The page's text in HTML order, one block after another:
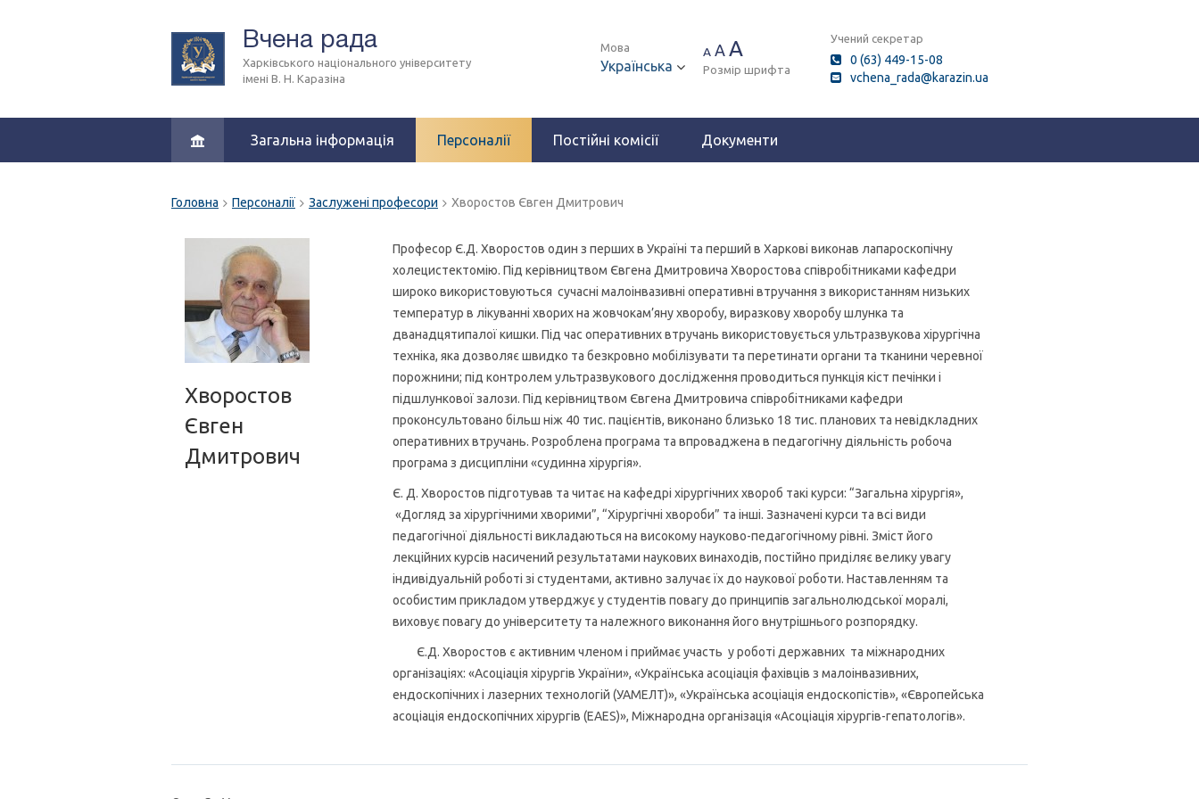
Вчена рада
Харківського національного університету
імені В. Н. Каразіна
Мова
Українська
A A A
Розмір шрифта
Учений секретар
0 (63) 449-15-08
vchena_rada@karazin.ua
Загальна інформація Персоналії Постійні комісії Документи
Головна Персоналії Заслужені професори Хворостов Євген Дмитрович
Хворостов
Євген
Дмитрович
Професор Є.Д. Хворостов один з перших в Україні та перший в Харкові виконав лапароскопічну
холецистектомію. Під керівництвом Євгена Дмитровича Хворостова співробітниками кафедри
широко використовуються сучасні малоінвазивні оперативні втручання з використанням низьких
температур в лікуванні хворих на жовчокам’яну хворобу, виразкову хворобу шлунка та
дванадцятипалої кишки. Під час оперативних втручань використовується ультразвукова хірургічна
техніка, яка дозволяє швидко та безкровно мобілізувати та перетинати органи та тканини черевної
порожнини; під контролем ультразвукового дослідження проводиться пункція кіст печінки і
підшлункової залози. Під керівництвом Євгена Дмитровича співробітниками кафедри
проконсультовано більш ніж 40 тис. пацієнтів, виконано близько 18 тис. планових та невідкладних
оперативних втручань. Розроблена програма та впроваджена в педагогічну діяльність робоча
програма з дисципліни «судинна хірургія».
Є. Д. Хворостов підготував та читає на кафедрі хірургічних хвороб такі курси: “Загальна хірургія»,
«Догляд за хірургічними хворими”, “Хірургічні хвороби” та інші. Зазначені курси та всі види
педагогічної діяльності викладаються на високому науково-педагогічному рівні. Зміст його
лекційних курсів насичений результатами наукових винаходів, постійно приділяє велику увагу
індивідуальній роботі зі студентами, активно залучає їх до наукової роботи. Наставленням та
особистим прикладом утверджує у студентів повагу до принципів загальнолюдської моралі,
виховує повагу до університету та належного виконання його внутрішнього розпорядку.
Є.Д. Хворостов є активним членом і приймає участь у роботі державних та міжнародних
організаціях: «Асоціація хірургів України», «Українська асоціація фахівців з малоінвазивних,
ендоскопічних і лазерних технологій (УАМЕЛТ)», «Українська асоціація ендоскопістів», «Європейська
асоціація ендоскопічних хірургів (ЕАЕS)», Міжнародна організація «Асоціація хірургів-гепатологів».